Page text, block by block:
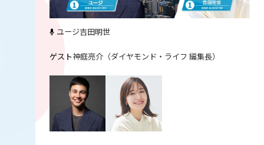
ユージ吉田明世
神庭亮介（ダイヤモンド・ライフ 編集長）